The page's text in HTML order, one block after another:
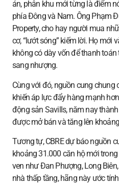
án, phân khu mới từng là điểm
phía Đông và Nam. Ông Phạm
Property, cho hay người mua
cơ, “lướt sóng” kiếm lời. Họ mới
không có dày vốn để thanh
sang nhượng.
Cùng với đó, nguồn cung chung
khiến áp lực đẩy hàng mạnh
động sản Savills, năm nay
được mở bán và tăng lên
Tương tự, CBRE dự báo nguồn
khoảng 31.000 căn hộ mới
ven như Đan Phượng, Long
nhà thấp tầng, hãng này ước